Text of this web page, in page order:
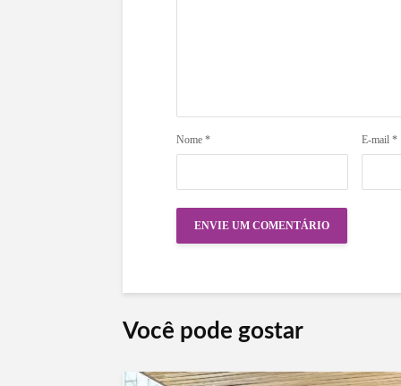
Nome * E-mail *
Você pode gostar